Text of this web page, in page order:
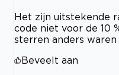
Het zijn uitstekende
code niet voor de 10
sterren anders waren
Beveelt aan